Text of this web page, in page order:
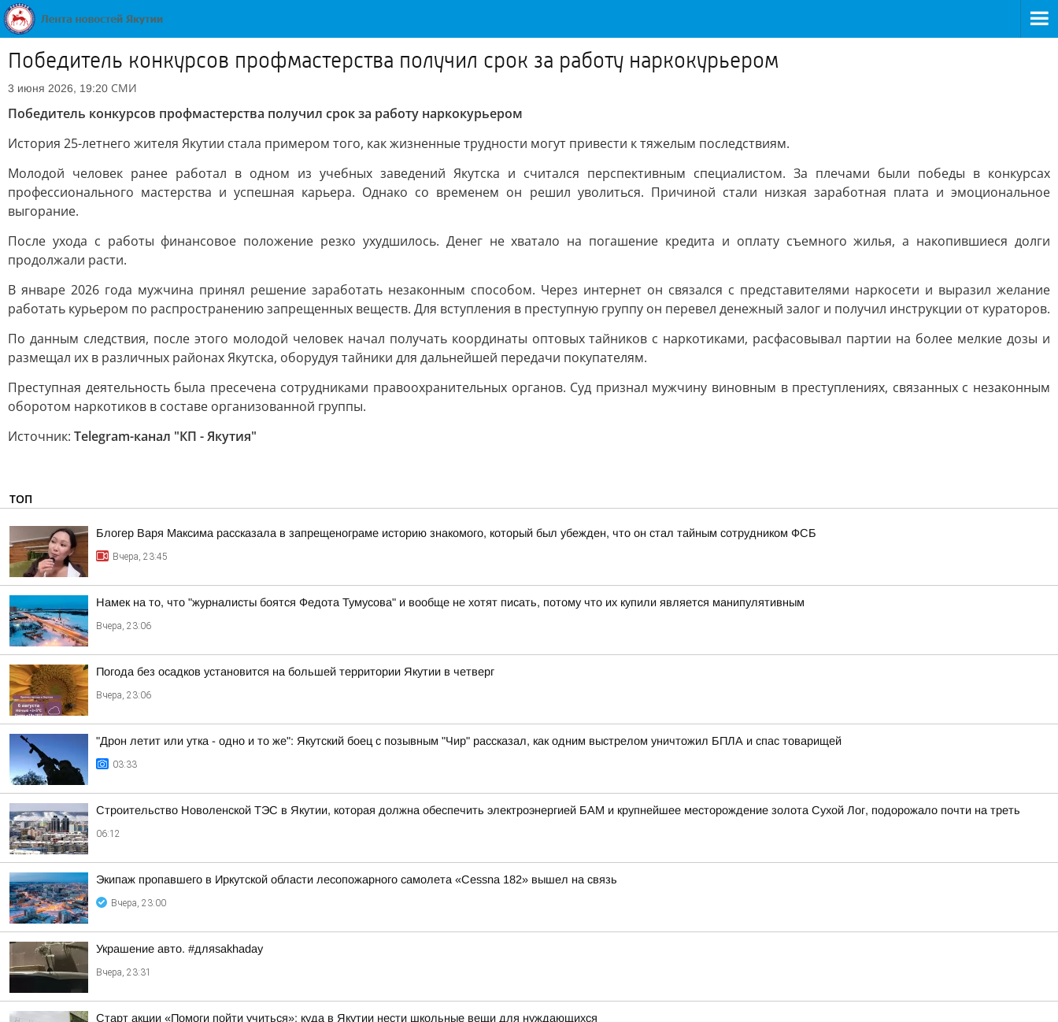
Победитель конкурсов профмастерства получил срок за работу наркокурьером
3 июня 2026, 19:20 СМИ
Победитель конкурсов профмастерства получил срок за работу наркокурьером
История 25-летнего жителя Якутии стала примером того, как жизненные трудности могут привести к тяжелым последствиям.
Молодой человек ранее работал в одном из учебных заведений Якутска и считался перспективным специалистом. За плечами были победы в конкурсах
профессионального мастерства и успешная карьера. Однако со временем он решил уволиться. Причиной стали низкая заработная плата и эмоциональное
выгорание.
После ухода с работы финансовое положение резко ухудшилось. Денег не хватало на погашение кредита и оплату съемного жилья, а накопившиеся долги
продолжали расти.
В январе 2026 года мужчина принял решение заработать незаконным способом. Через интернет он связался с представителями наркосети и выразил желание
работать курьером по распространению запрещенных веществ. Для вступления в преступную группу он перевел денежный залог и получил инструкции от кураторов.
По данным следствия, после этого молодой человек начал получать координаты оптовых тайников с наркотиками, расфасовывал партии на более мелкие дозы и
размещал их в различных районах Якутска, оборудуя тайники для дальнейшей передачи покупателям.
Преступная деятельность была пресечена сотрудниками правоохранительных органов. Суд признал мужчину виновным в преступлениях, связанных с незаконным
оборотом наркотиков в составе организованной группы.
Источник: Telegram-канал "КП - Якутия"
ТОП
Блогер Варя Максима рассказала в запрещенограме историю знакомого, который был убежден, что он стал тайным сотрудником ФСБ
Вчера, 23:45
Намек на то, что "журналисты боятся Федота Тумусова" и вообще не хотят писать, потому что их купили является манипулятивным
Вчера, 23:06
Погода без осадков установится на большей территории Якутии в четверг
Вчера, 23:06
"Дрон летит или утка - одно и то же": Якутский боец с позывным "Чир" рассказал, как одним выстрелом уничтожил БПЛА и спас товарищей
03:33
Строительство Новоленской ТЭС в Якутии, которая должна обеспечить электроэнергией БАМ и крупнейшее месторождение золота Сухой Лог, подорожало почти на треть
06:12
Экипаж пропавшего в Иркутской области лесопожарного самолета «Cessna 182» вышел на связь
Вчера, 23:00
Украшение авто. #дляsakhaday
Вчера, 23:31
Старт акции «Помоги пойти учиться»: куда в Якутии нести школьные вещи для нуждающихся